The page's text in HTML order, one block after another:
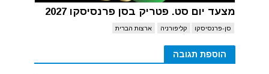
מצעד יום סט. פטריק בסן פרנסיסקו 2027
סן-פרנסיסקו קליפורניה ארצות הברית
הוספת תגובה